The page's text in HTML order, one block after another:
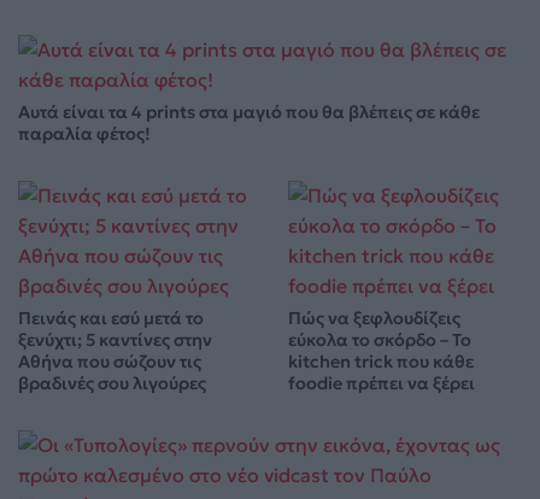
Αυτά είναι τα 4 prints στα μαγιό που θα βλέπεις σε κάθε
παραλία φέτος!
Πεινάς και εσύ μετά το
ξενύχτι; 5 καντίνες στην
Αθήνα που σώζουν τις
βραδινές σου λιγούρες
Πώς να ξεφλουδίζεις
εύκολα το σκόρδο – Το
kitchen trick που κάθε
foodie πρέπει να ξέρει